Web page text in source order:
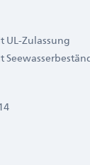
UL-Zulassung